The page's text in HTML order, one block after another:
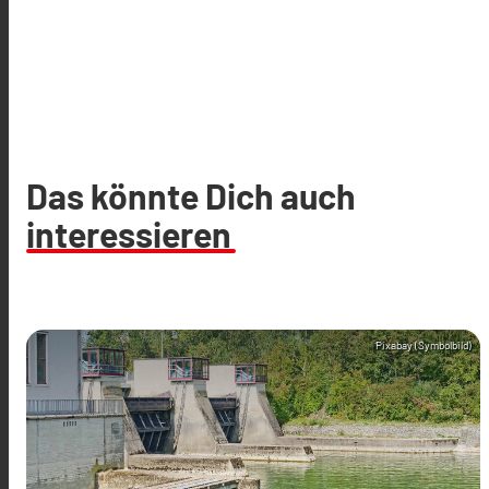
Das könnte Dich auch
interessieren
Pixabay (Symbolbild)